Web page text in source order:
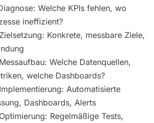
Welche KPIs fehlen, wo
ineffizient?
Konkrete, messbare Ziele,
Welche Datenquellen,
welche Dashboards?
Automatisierte
Dashboards, Alerts
Regelmäßige Tests,